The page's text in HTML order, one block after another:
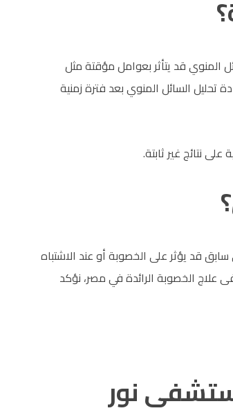
المنوي قد يتأثر بعوامل مؤقتة مثل
تحليل السائل المنوي بعد فترة زمنية
نتائج غير ثابتة.
قد يؤثر على الخصوبة أو عند الاشتباه
الخصوبة الرائدة في مصر، نؤكد
نور